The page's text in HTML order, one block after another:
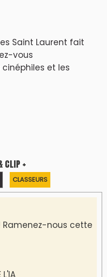
Saint Laurent fait
vous
et les
CLIP +
CLASSEURS
Ramenez-nous cette
L'IA